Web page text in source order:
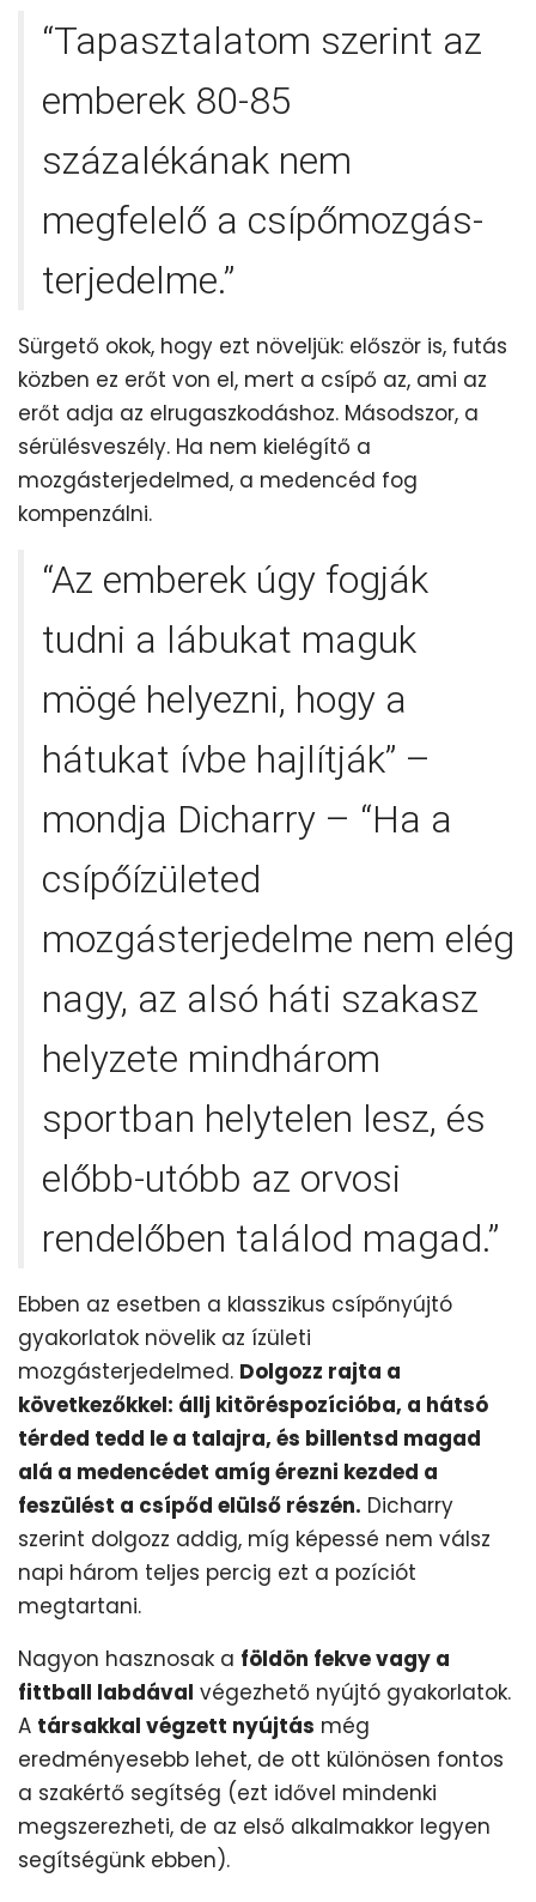
“Tapasztalatom szerint az
emberek 80-85
százalékának nem
megfelelő a csípőmozgás-
terjedelme.”
Sürgető okok, hogy ezt növeljük: először is, futás
közben ez erőt von el, mert a csípő az, ami az
erőt adja az elrugaszkodáshoz. Másodszor, a
sérülésveszély. Ha nem kielégítő a
mozgásterjedelmed, a medencéd fog
kompenzálni.
“Az emberek úgy fogják
tudni a lábukat maguk
mögé helyezni, hogy a
hátukat ívbe hajlítják” –
mondja Dicharry – “Ha a
csípőízületed
mozgásterjedelme nem elég
nagy, az alsó háti szakasz
helyzete mindhárom
sportban helytelen lesz, és
előbb-utóbb az orvosi
rendelőben találod magad.”
Ebben az esetben a klasszikus csípőnyújtó
gyakorlatok növelik az ízületi
mozgásterjedelmed. Dolgozz rajta a
következőkkel: állj kitöréspozícióba, a hátsó
térded tedd le a talajra, és billentsd magad
alá a medencédet amíg érezni kezded a
feszülést a csípőd elülső részén. Dicharry
szerint dolgozz addig, míg képessé nem válsz
napi három teljes percig ezt a pozíciót
megtartani.
Nagyon hasznosak a földön fekve vagy a
fittball labdával végezhető nyújtó gyakorlatok.
A társakkal végzett nyújtás még
eredményesebb lehet, de ott különösen fontos
a szakértő segítség (ezt idővel mindenki
megszerezheti, de az első alkalmakkor legyen
segítségünk ebben).